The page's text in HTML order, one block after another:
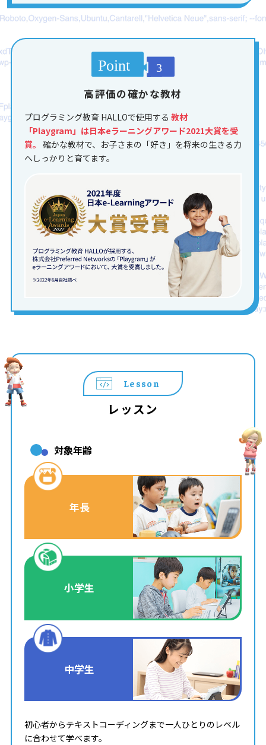
高評価の確かな教材
プログラミング教育 HALLOで使用する 教材
「Playgram」は日本eラーニングアワード2021大賞を受
賞。 確かな教材で、お子さまの「好き」を将来の生きる力
へしっかりと育てます。
Lesson
レッスン
対象年齢
年長
小学生
中学生
初心者からテキストコーディングまで一人ひとりのレベル
に合わせて学べます。